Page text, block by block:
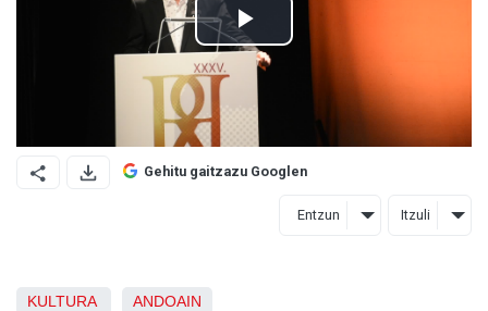
Gehitu gaitzazu Googlen
Entzun Itzuli
KULTURA ANDOAIN